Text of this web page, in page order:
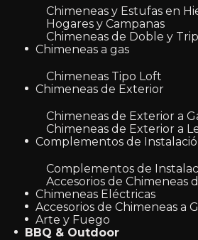
Chimeneas y Estufas en
Hogares y Campanas
Chimeneas de Doble y
Chimeneas a gas
Chimeneas Tipo Loft
Chimeneas de Exterior
Chimeneas de Exterior a
Chimeneas de Exterior a
Complementos de
Complementos de
Accesorios de Chimeneas
Chimeneas Eléctricas
Accesorios de Chimeneas a
Arte y Fuego
BBQ & Outdoor